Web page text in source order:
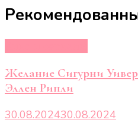
Желание Сигурни Уивер
Эллен Рипли
30.08.202430.08.2024